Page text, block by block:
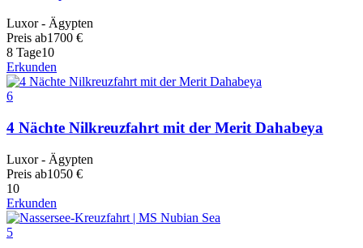
Luxor - Ägypten
Preis ab1700 €
8 Tage10
Erkunden
6
4 Nächte Nilkreuzfahrt mit der Merit Dahabeya
Luxor - Ägypten
Preis ab1050 €
10
Erkunden
5